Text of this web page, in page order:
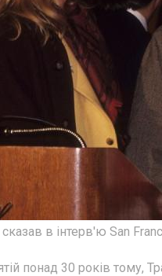
в інтерв'ю San
понад 30 років тому,